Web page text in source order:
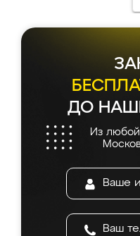
каких-либо
довольна, все
ДО
Из